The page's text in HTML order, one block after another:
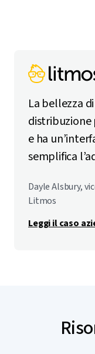
La bellezza
distribuzione
e ha
semplifica
Dayle Alsbury,
Litmos
Leggi il caso